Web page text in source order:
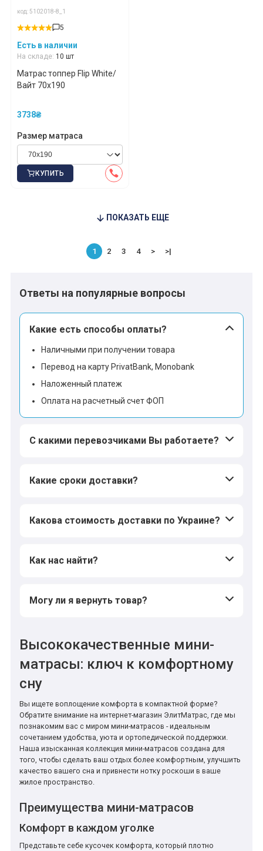
код: 5102018-8_1
5
Есть в наличии
На складе: 10 шт
Матрас топпер Flip White/
Вайт 70x190
3738₴
Размер матраса
КУПИТЬ
ПОКАЗАТЬ ЕЩЕ
1 2 3 4 > >|
Ответы на популярные вопросы
Какие есть способы оплаты?
Наличными при получении товара
Перевод на карту PrivatBank, Monobank
Наложенный платеж
Оплата на расчетный счет ФОП
С какими перевозчиками Вы работаете?
Какие сроки доставки?
Какова стоимость доставки по Украине?
Как нас найти?
Могу ли я вернуть товар?
Высококачественные мини-
матрасы: ключ к комфортному
сну
Вы ищете воплощение комфорта в компактной форме?
Обратите внимание на интернет-магазин ЭлитМатрас, где мы
познакомим вас с миром мини-матрасов - идеальным
сочетанием удобства, уюта и ортопедической поддержки.
Наша изысканная коллекция мини-матрасов создана для
того, чтобы сделать ваш отдых более комфортным, улучшить
качество вашего сна и привнести нотку роскоши в ваше
жилое пространство.
Преимущества мини-матрасов
Комфорт в каждом уголке
Представьте себе кусочек комфорта, который плотно
*
*
*
*
*